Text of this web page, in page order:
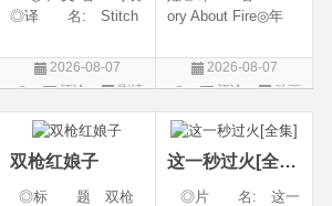
◎译 名: Stitch
(台)◎年 代: 20
25◎产 地: 法
剧情◎语 言:
法语 /
2026-08-07
评论
剧情
片
ory About Fire◎年
地: 中国大陆◎
类 别: 动画 / 奇
汉语普通话◎上映
日期: 202
2026-08-07
评论
动画
片
双枪红娘子
◎标 题 双枪
这一秒过火[全集]
◎片 名: 这一